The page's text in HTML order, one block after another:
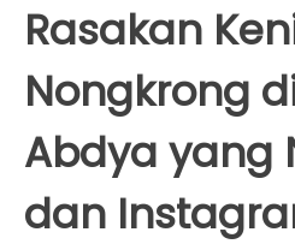
Rasakan
Nongkrong
Abdya yang
dan